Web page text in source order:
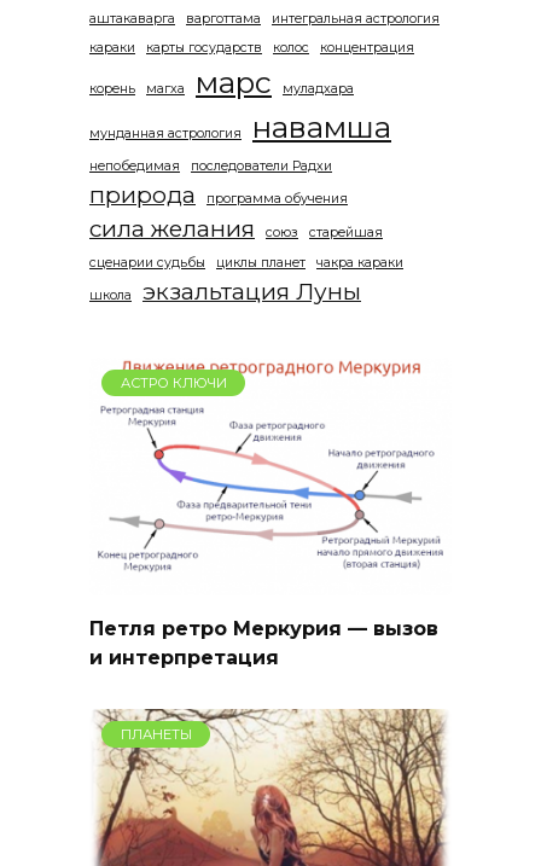
аштакаварга варготтама
интегральная астрология
караки
карты государств колос концентрация
корень магха марс муладхара
мунданная астрология навамша
непобедимая последователи Радхи
природа программа обучения
сила желания союз
старейшая
сценарии судьбы
циклы планет чакра караки
школа экзальтация Луны
АСТРО КЛЮЧИ
Петля ретро Меркурия — вызов
и интерпретация
ПЛАНЕТЫ